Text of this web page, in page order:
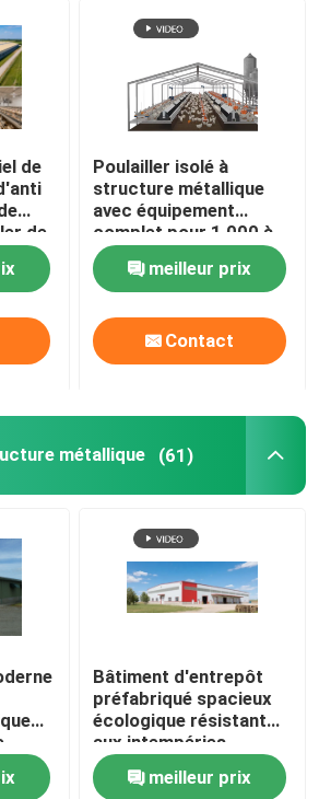
de
de
Poulailler isolé à
structure métallique
avec équipement
complet pour 1 000 à
10 000 poulets
meilleur prix
Contact
métallique (61)
Bâtiment d'entrepôt
préfabriqué spacieux
écologique résistant
aux intempéries
meilleur prix